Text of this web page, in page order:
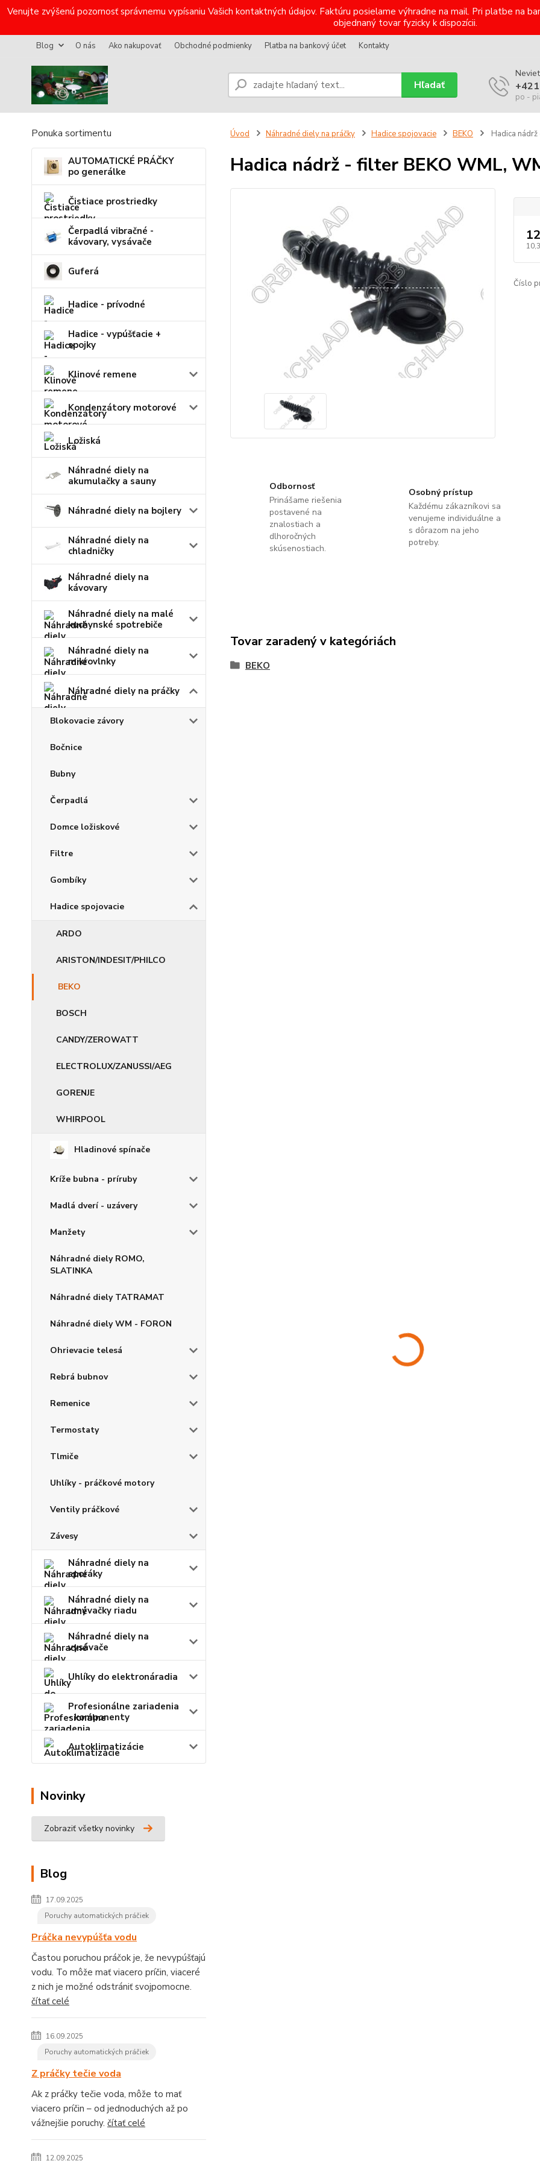
Venujte zvýšenú pozornosť správnemu vypísaniu Vašich kontaktných údajov. Faktúru posielame výhradne na mail. Pri platbe na
objednaný tovar fyzicky k dispozícii.
Blog O nás Ako nakupovať Obchodné podmienky Platba na bankový účet Kontakty
Hľadať
po -
Ponuka sortimentu
AUTOMATICKÉ PRÁČKY
po generálke
Čistiace prostriedky
Čerpadlá vibračné -
kávovary, vysávače
Guferá
Hadice - prívodné
Hadice - vypúšťacie +
spojky
Klinové remene
Kondenzátory motorové
Ložiská
Náhradné diely na
akumulačky a sauny
Náhradné diely na bojlery
Náhradné diely na
chladničky
Náhradné diely na
kávovary
Náhradné diely na malé
kuchynské spotrebiče
Náhradné diely na
mikrovlnky
Náhradné diely na práčky
Blokovacie závory
Bočnice
Bubny
Čerpadlá
Domce ložiskové
Filtre
Gombíky
Hadice spojovacie
ARDO
ARISTON/INDESIT/PHILCO
BEKO
BOSCH
CANDY/ZEROWATT
ELECTROLUX/ZANUSSI/AEG
GORENJE
WHIRPOOL
Hladinové spínače
Kríže bubna - príruby
Madlá dverí - uzávery
Manžety
Náhradné diely ROMO,
SLATINKA
Náhradné diely TATRAMAT
Náhradné diely WM - FORON
Ohrievacie telesá
Rebrá bubnov
Remenice
Termostaty
Tlmiče
Uhlíky - práčkové motory
Ventily práčkové
Závesy
Náhradné diely na
sporáky
Náhradné diely na
umývačky riadu
Náhradné diely na
vysávače
Uhlíky do elektronáradia
Profesionálne zariadenia
- komponenty
Autoklimatizácie
Novinky
Zobraziť všetky novinky
Blog
17.09.2025
Poruchy automatických práčiek
Práčka nevypúšťa vodu
Častou poruchou práčok je, že nevypúšťajú
vodu. To môže mať viacero príčin, viaceré
z nich je možné odstrániť svojpomocne.
čítať celé
16.09.2025
Poruchy automatických práčiek
Z práčky tečie voda
Ak z práčky tečie voda, môže to mať
viacero príčin – od jednoduchých až po
vážnejšie poruchy. čítať celé
12.09.2025
Úvod Náhradné diely na práčky Hadice spojovacie BEKO Hadica
Hadica nádrž - filter BEKO WML,
Číslo
Odbornosť
Prinášame riešenia
postavené na
znalostiach a
dlhoročných
skúsenostiach.
Osobný prístup
Každému zákazníkovi sa
venujeme individuálne a
s dôrazom na jeho
potreby.
Tovar zaradený v kategóriách
BEKO